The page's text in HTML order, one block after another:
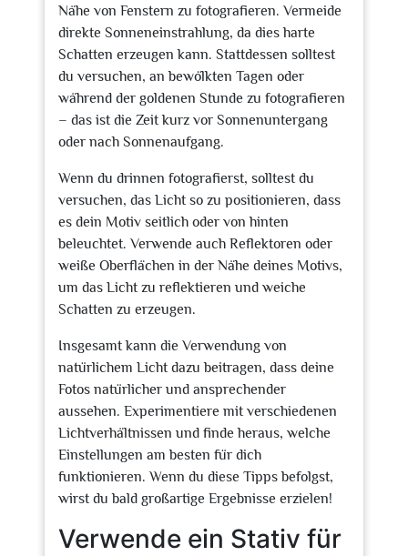
Nähe von Fenstern zu fotografieren. Vermeide
direkte Sonneneinstrahlung, da dies harte
Schatten erzeugen kann. Stattdessen solltest
du versuchen, an bewölkten Tagen oder
während der goldenen Stunde zu fotografieren
– das ist die Zeit kurz vor Sonnenuntergang
oder nach Sonnenaufgang.
Wenn du drinnen fotografierst, solltest du
versuchen, das Licht so zu positionieren, dass
es dein Motiv seitlich oder von hinten
beleuchtet. Verwende auch Reflektoren oder
weiße Oberflächen in der Nähe deines Motivs,
um das Licht zu reflektieren und weiche
Schatten zu erzeugen.
Insgesamt kann die Verwendung von
natürlichem Licht dazu beitragen, dass deine
Fotos natürlicher und ansprechender
aussehen. Experimentiere mit verschiedenen
Lichtverhältnissen und finde heraus, welche
Einstellungen am besten für dich
funktionieren. Wenn du diese Tipps befolgst,
wirst du bald großartige Ergebnisse erzielen!
Verwende ein Stativ für